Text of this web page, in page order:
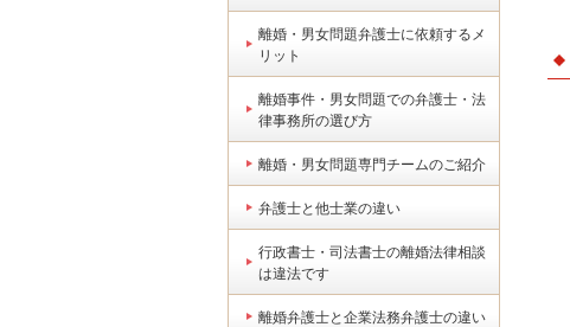
離婚・男女問題弁護士に依頼するメ
リット
離婚事件・男女問題での弁護士・法
律事務所の選び方
離婚・男女問題専門チームのご紹介
弁護士と他士業の違い
行政書士・司法書士の離婚法律相談
は違法です
離婚弁護士と企業法務弁護士の違い